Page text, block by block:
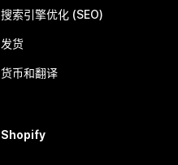
搜索引擎优化 (SEO)
发货
货币和翻译
Shopify